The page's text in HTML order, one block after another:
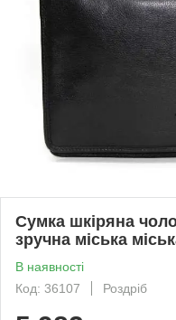
Сумка шкіряна
зручна міська
В наявності
Код: 36107
Роздріб